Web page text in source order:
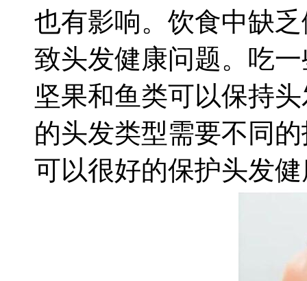
也有影响。饮食中缺
致头发健康问题。吃
坚果和鱼类可以保持
的头发类型需要不同
可以很好的保护头发